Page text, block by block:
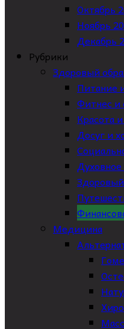
Октябрь
Ноябрь
Декабрь
Рубрики
Здоровый
Питание
Фитнес и
Красота
Досуг и
Медицина